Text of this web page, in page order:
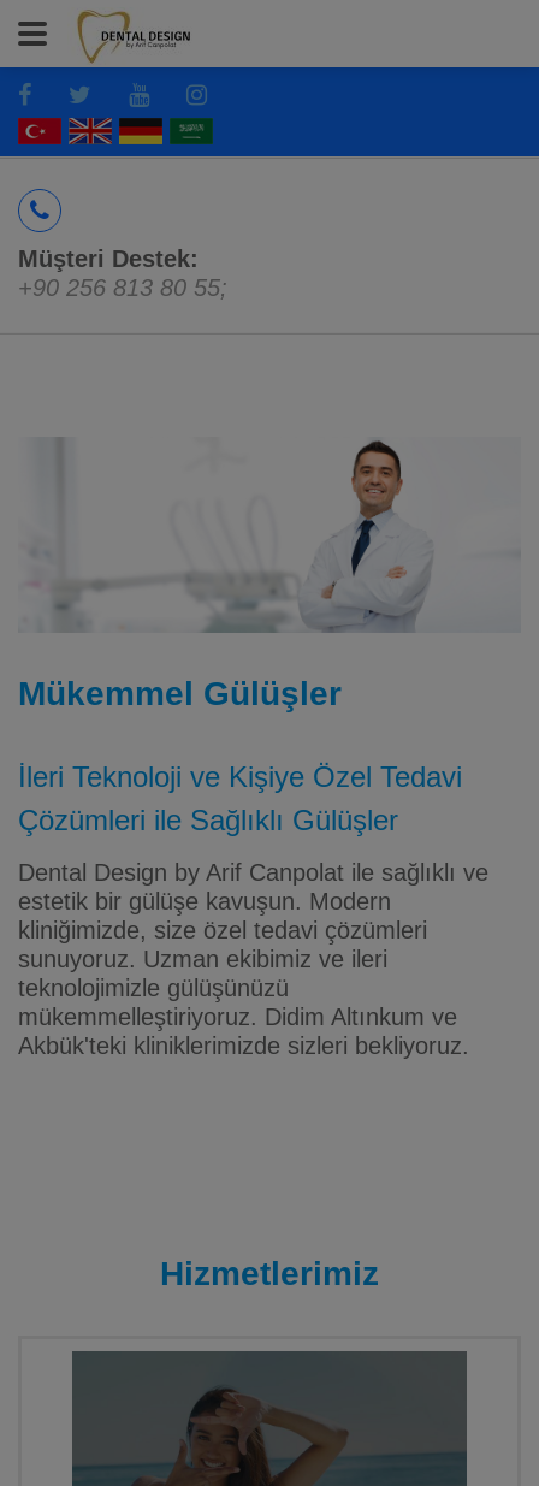
Müşteri Destek:
+90 256 813 80 55;
Mükemmel Gülüşler
İleri Teknoloji ve Kişiye Özel Tedavi
Çözümleri ile Sağlıklı Gülüşler
Dental Design by Arif Canpolat ile sağlıklı ve
estetik bir gülüşe kavuşun. Modern
kliniğimizde, size özel tedavi çözümleri
sunuyoruz. Uzman ekibimiz ve ileri
teknolojimizle gülüşünüzü
mükemmelleştiriyoruz. Didim Altınkum ve
Akbük'teki kliniklerimizde sizleri bekliyoruz.
Hizmetlerimiz